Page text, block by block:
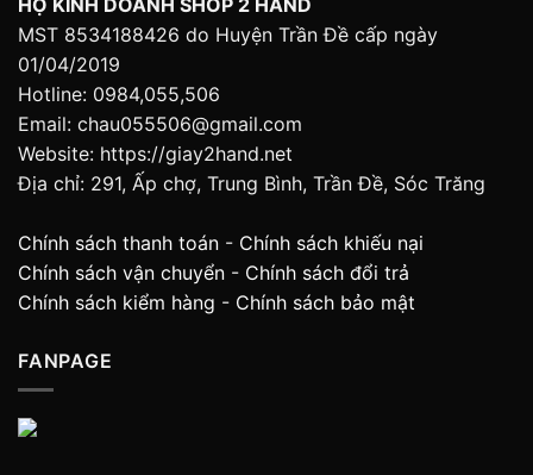
MST 8534188426 do Huyện Trần Đề cấp ngày
01/04/2019
Hotline: 0984,055,506
Email: chau055506@gmail.com
Website: https://giay2hand.net
Địa chỉ: 291, Ấp chợ, Trung Bình, Trần Đề, Sóc Trăng
Chính sách thanh toán - Chính sách khiếu nại
Chính sách vận chuyển - Chính sách đổi trả
Chính sách kiểm hàng - Chính sách bảo mật
FANPAGE